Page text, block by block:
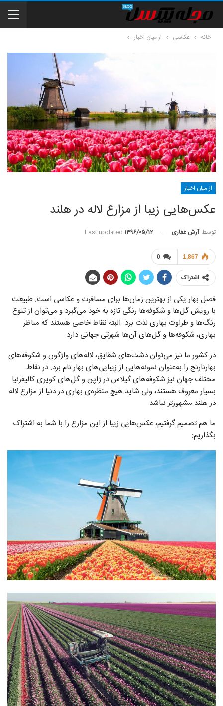
خانه عکاسی از میان اخبار
از میان اخبار
عکس‌هایی زیبا از مزارع لاله در هلند
توسط آرش غفاری Last updated ۱۳۹۶/۰۵/۱۲
0 1,867
اشتراک
فصل بهار یکی از بهترین‌ زمان‌ها برای مسافرت و عکاسی است. طبیعت
با رویش گل‌ها و شکوفه‌ها رنگی تازه به خود می‌گیرد و می‌توان از تنوع
رنگ‌ها و طراوت بهاری لذت برد. البته نقاط خاصی هستند که مناظر
بهاری، شکوفه‌ها و گل‌های آن‌ها شهرتی جهانی دارد.
در کشور ما نیز می‌توان دشت‌های شقایق، لاله‌های واژگون و شکوفه‌های
بهارنارنج را به‌عنوان نمونه‌هایی از زیبایی‌های بهار نام برد. در نقاط
مختلف جهان نیز شکوفه‌های گیلاس در ژاپن و گل‌های کویری کالیفرنیا
بسیار معروف هستند، ولی شاید هیچ منظره‌ی بهاری در دنیا از مزارع لاله
در هلند مشهورتر نباشد.
ما هم تصمیم گرفتیم، عکس‌هایی زیبا از این مزارع را با شما به اشتراک
بگذاریم: